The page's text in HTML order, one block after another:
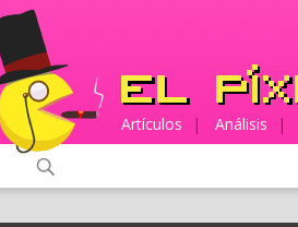
Artículos | Análisis |